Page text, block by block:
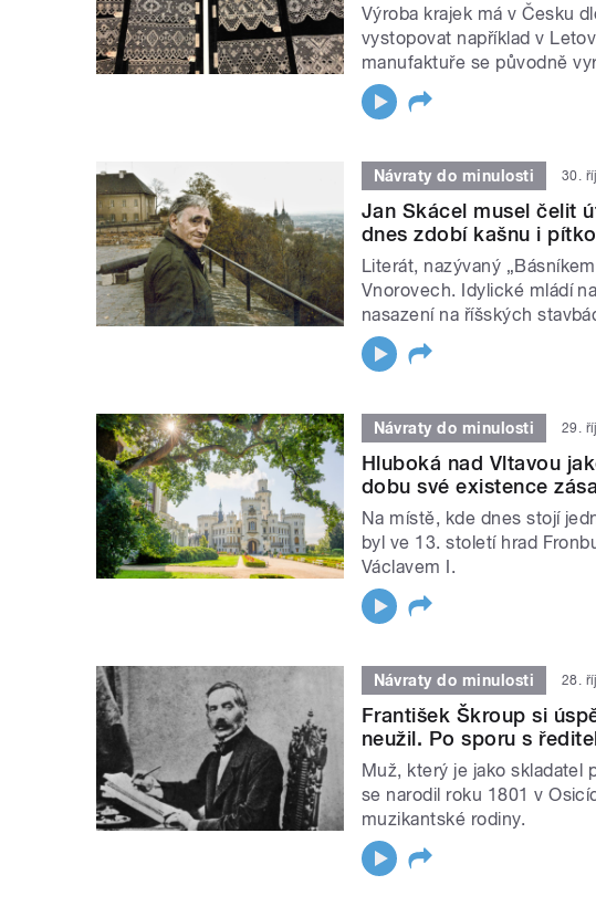
Výroba krajek má v Česku
vystopovat například v
manufaktuře se původně
Návraty do minulosti 30.
Jan Skácel musel čelit
dnes zdobí kašnu i
Literát, nazývaný
Vnorovech. Idylické mládí
nasazení na říšských
Návraty do minulosti 29.
Hluboká nad Vltavou
dobu své existence
Na místě, kde dnes stojí
byl ve 13. století hrad
Václavem I.
Návraty do minulosti 28.
František Škroup si
neužil. Po sporu s
Muž, který je jako skladatel
se narodil roku 1801 v
muzikantské rodiny.